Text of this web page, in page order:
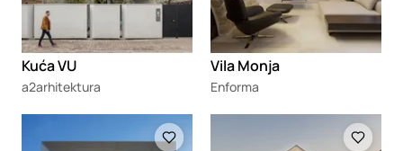
Kuća VU
a2arhitektura
Vila Monja
Enforma